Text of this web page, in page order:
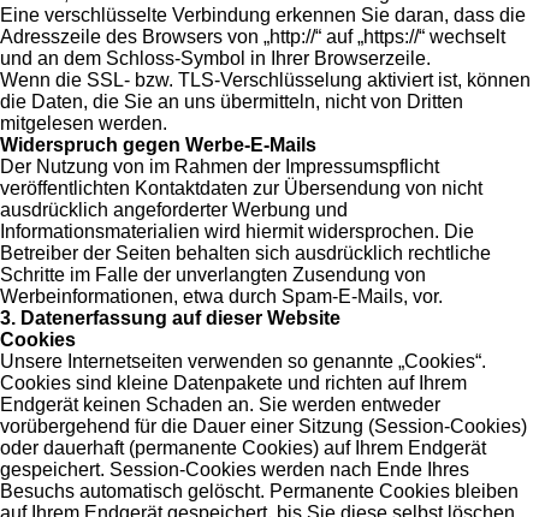
Eine verschlüsselte Verbindung erkennen Sie daran, dass die
Adresszeile des Browsers von „http://“ auf „https://“ wechselt
und an dem Schloss-Symbol in Ihrer Browserzeile.
Wenn die SSL- bzw. TLS-Verschlüsselung aktiviert ist, können
die Daten, die Sie an uns übermitteln, nicht von Dritten
mitgelesen werden.
Widerspruch gegen Werbe-E-Mails
Der Nutzung von im Rahmen der Impressumspflicht
veröffentlichten Kontaktdaten zur Übersendung von nicht
ausdrücklich angeforderter Werbung und
Informationsmaterialien wird hiermit widersprochen. Die
Betreiber der Seiten behalten sich ausdrücklich rechtliche
Schritte im Falle der unverlangten Zusendung von
Werbeinformationen, etwa durch Spam-E-Mails, vor.
3. Datenerfassung auf dieser Website
Cookies
Unsere Internetseiten verwenden so genannte „Cookies“.
Cookies sind kleine Datenpakete und richten auf Ihrem
Endgerät keinen Schaden an. Sie werden entweder
vorübergehend für die Dauer einer Sitzung (Session-Cookies)
oder dauerhaft (permanente Cookies) auf Ihrem Endgerät
gespeichert. Session-Cookies werden nach Ende Ihres
Besuchs automatisch gelöscht. Permanente Cookies bleiben
auf Ihrem Endgerät gespeichert, bis Sie diese selbst löschen